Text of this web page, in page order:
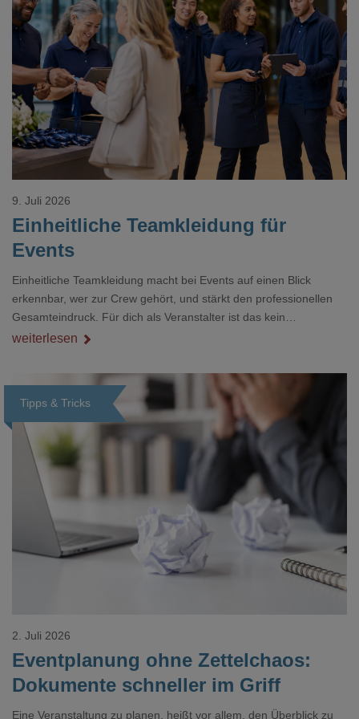
Loading...
Einheitliche Teamkleidung für
Events
9. Juli 2026
Einheitliche Teamkleidung macht bei Events auf einen Blick
erkennbar, wer zur Crew gehört, und stärkt den professionellen
Gesamteindruck. Für dich als Veranstalter ist das kein
Nebenthema: Bei Textilien mit Stickerei oder mehreren
weiterlesen
Tipps & Tricks
Loading...
Eventplanung ohne Zettelchaos:
Dokumente schneller im Griff
2. Juli 2026
Eine Veranstaltung zu planen, heißt vor allem, den Überblick zu